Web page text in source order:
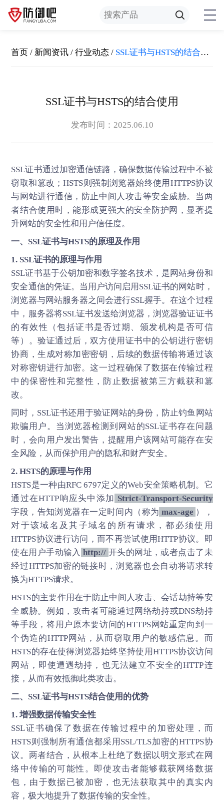
首页 / 新闻资讯 /行业动态 / SSL证书与HSTS的结合使用
SSL证书与HSTS的结合使用
发布时间：2025.06.10
SSL证书通过加密通信链路，确保数据传输过程中不被
窃取和篡改；HSTS则强制浏览器始终使用HTTPS协议
与网站进行通信，防止中间人攻击等安全威胁。当两
者结合使用时，能形成更强大的安全防护网，显著提
升网站的安全性和用户信任度。
一、SSL证书与HSTS的原理及作用
1. SSL证书的原理与作用
SSL证书基于公钥加密和数字签名技术，是网站身份和
安全通信的凭证。当用户访问启用SSL证书的网站时，
浏览器与网站服务器之间会进行SSL握手。在这个过程
中，服务器将SSL证书发送给浏览器，浏览器验证证书
的有效性（包括证书是否过期、颁发机构是否可信
等）。验证通过后，双方使用证书中的公钥进行密钥
协商，生成对称加密密钥，后续的数据传输将通过该
对称密钥进行加密。这一过程确保了数据在传输过程
中的保密性和完整性，防止数据被第三方截获和篡
改。
同时，SSL证书还用于验证网站的身份，防止钓鱼网站
欺骗用户。当浏览器检测到网站的SSL证书存在问题
时，会向用户发出警告，提醒用户该网站可能存在安
全风险，从而保护用户的隐私和财产安全。
2. HSTS的原理与作用
HSTS是一种由RFC 6797定义的Web安全策略机制。它
通过在HTTP响应头中添加 Strict-Transport-Security
字段，告知浏览器在一定时间内（称为 max-age ），
对于该域名及其子域名的所有请求，都必须使用
HTTPS协议进行访问，而不再尝试使用HTTP协议。即
使在用户手动输入 http:// 开头的网址，或者点击了未
经过HTTPS加密的链接时，浏览器也会自动将请求转
换为HTTPS请求。
HSTS的主要作用在于防止中间人攻击、会话劫持等安
全威胁。例如，攻击者可能通过网络劫持或DNS劫持
等手段，将用户原本要访问的HTTPS网站重定向到一
个伪造的HTTP网站，从而窃取用户的敏感信息。而
HSTS的存在使得浏览器始终坚持使用HTTPS协议访问
网站，即使遭遇劫持，也无法建立不安全的HTTP连
接，从而有效抵御此类攻击。
二、 SSL证书与HSTS结合使用的优势
1. 增强数据传输安全性
SSL证书确保了数据在传输过程中的加密处理，而
HSTS则强制所有通信都采用SSL/TLS加密的HTTPS协
议。两者结合，从根本上杜绝了数据以明文形式在网
络中传输的可能性。即使攻击者能够截获网络数据
包，由于数据已被加密，也无法获取其中的真实内
容，极大地提升了数据传输的安全性。